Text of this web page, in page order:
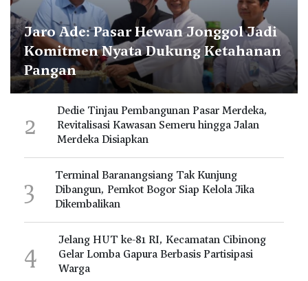
Jaro Ade: Pasar Hewan Jonggol Jadi
Komitmen Nyata Dukung Ketahanan
Pangan
2
Dedie Tinjau Pembangunan Pasar Merdeka,
Revitalisasi Kawasan Semeru hingga Jalan
Merdeka Disiapkan
3
Terminal Baranangsiang Tak Kunjung
Dibangun, Pemkot Bogor Siap Kelola Jika
Dikembalikan
4
Jelang HUT ke-81 RI, Kecamatan Cibinong
Gelar Lomba Gapura Berbasis Partisipasi
Warga